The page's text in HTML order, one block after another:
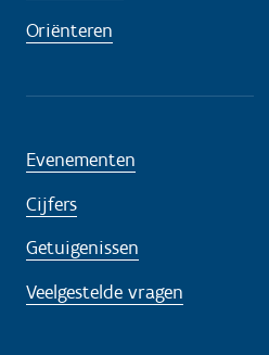
Oriënteren
Evenementen
Cijfers
Getuigenissen
Veelgestelde vragen